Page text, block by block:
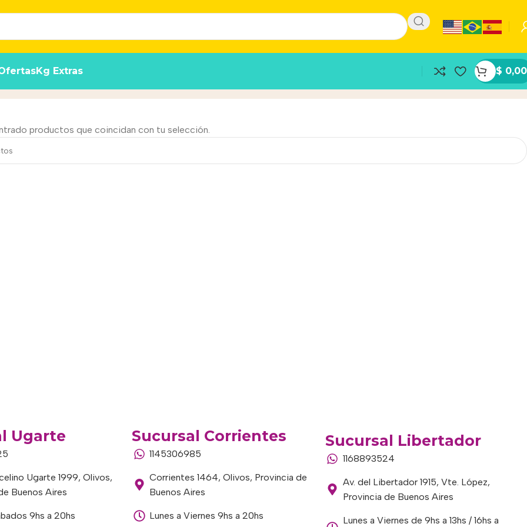
Kg Extras $ 0,00
productos que coincidan con tu selección.
Ugarte
Ugarte 1999, Olivos,
Buenos Aires
9hs a 20hs
Sucursal Corrientes
1145306985
Corrientes 1464, Olivos, Provincia de
Buenos Aires
Lunes a Viernes 9hs a 20hs
Sucursal Libertador
1168893524
Av. del Libertador 1915, Vte. López,
Provincia de Buenos Aires
Lunes a Viernes de 9hs a 13hs / 16hs a